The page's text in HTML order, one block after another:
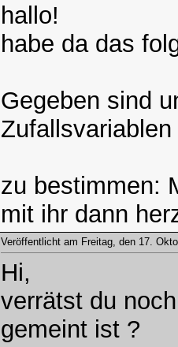
hallo!
habe da das
Gegeben sind
zu bestimmen:
mit ihr dann
Veröffentlicht am Freitag, den 17.
Hi,
verrätst du
gemeint ist ?